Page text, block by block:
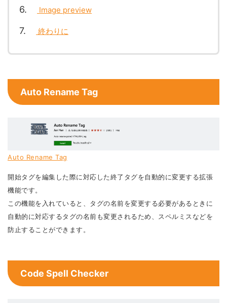
6 Image preview
7 終わりに
Auto Rename Tag
Auto Rename Tag
開始タグを編集した際に対応した終了タグを自動的に変更する拡張
機能です。
この機能を入れていると、タグの名前を変更する必要があるときに
自動的に対応するタグの名前も変更されるため、スペルミスなどを
防止することができます。
Code Spell Checker